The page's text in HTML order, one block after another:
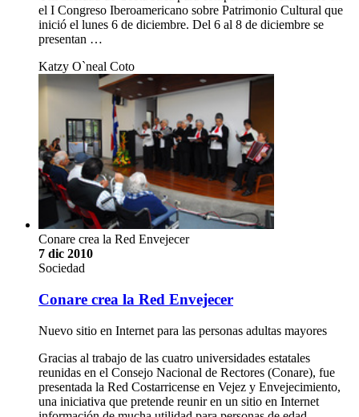
el I Congreso Iberoamericano sobre Patrimonio Cultural que
inició el lunes 6 de diciembre. Del 6 al 8 de diciembre se
presentan …
Katzy O`neal Coto
Conare crea la Red Envejecer
7 dic 2010
Sociedad
Conare crea la Red Envejecer
Nuevo sitio en Internet para las personas adultas mayores
Gracias al trabajo de las cuatro universidades estatales
reunidas en el Consejo Nacional de Rectores (Conare), fue
presentada la Red Costarricense en Vejez y Envejecimiento,
una iniciativa que pretende reunir en un sitio en Internet